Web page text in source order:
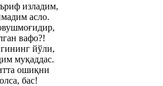
изладим,
асло.
вафо?!
йўли,
муқаддас.
ошиқни
бас!